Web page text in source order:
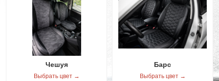
Чешуя
Выбрать цвет →
Барс
Выбрать цвет →